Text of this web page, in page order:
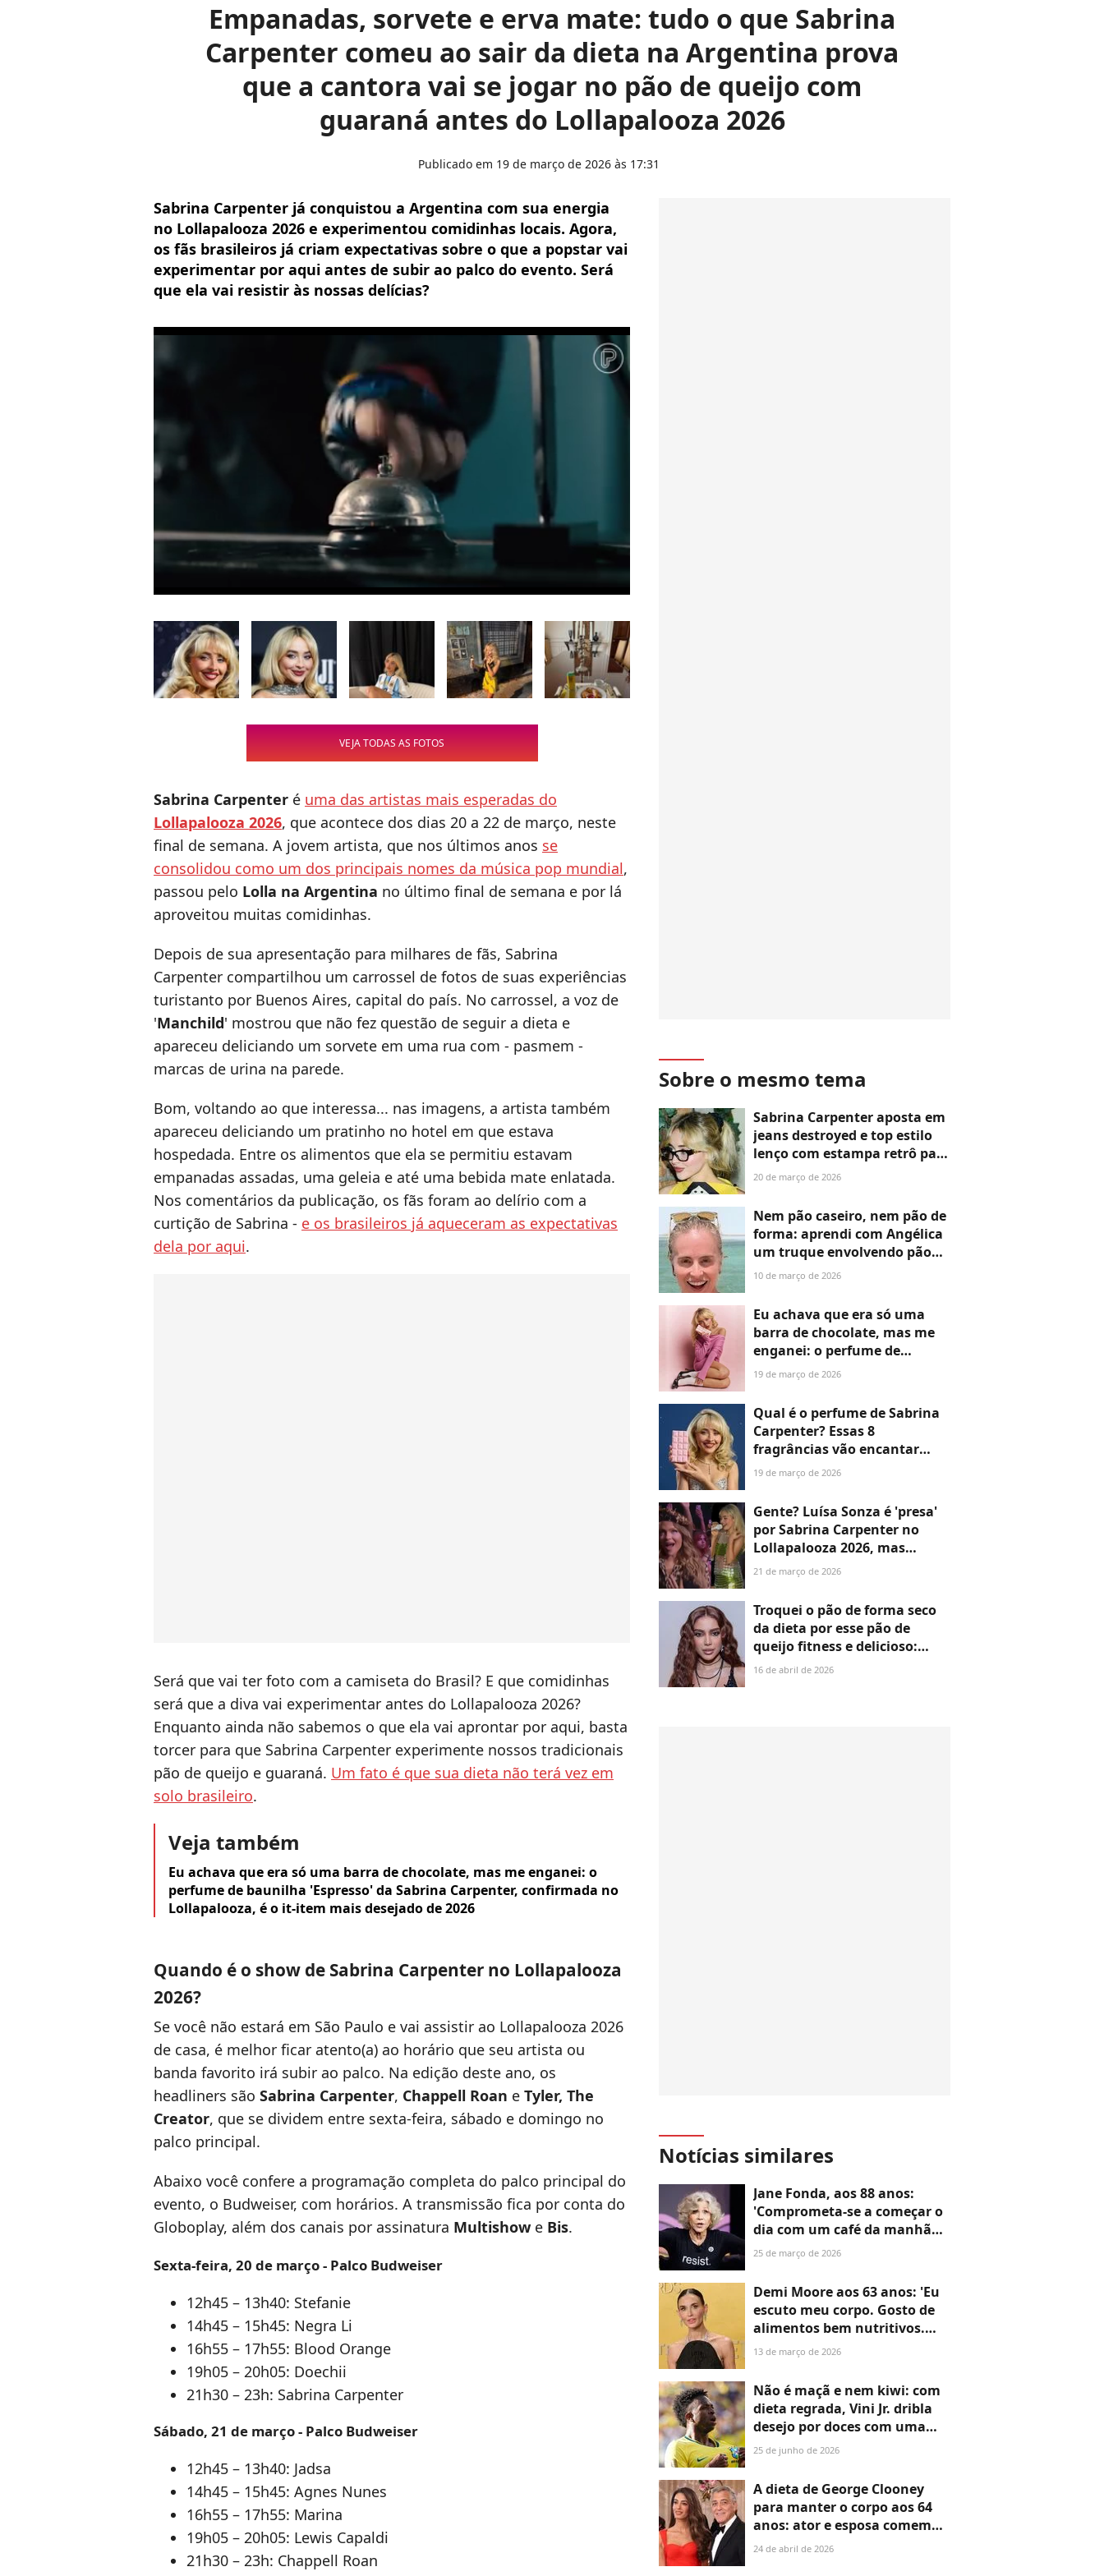
Empanadas, sorvete e erva mate: tudo o que Sabrina
Carpenter comeu ao sair da dieta na Argentina prova
que a cantora vai se jogar no pão de queijo com
guaraná antes do Lollapalooza 2026
Publicado em 19 de março de 2026 às 17:31
Sabrina Carpenter já conquistou a Argentina com sua energia
no Lollapalooza 2026 e experimentou comidinhas locais. Agora,
os fãs brasileiros já criam expectativas sobre o que a popstar vai
experimentar por aqui antes de subir ao palco do evento. Será
que ela vai resistir às nossas delícias?
VEJA TODAS AS FOTOS
Sabrina Carpenter é uma das artistas mais esperadas do
Lollapalooza 2026, que acontece dos dias 20 a 22 de março, neste
final de semana. A jovem artista, que nos últimos anos se
consolidou como um dos principais nomes da música pop mundial,
passou pelo Lolla na Argentina no último final de semana e por lá
aproveitou muitas comidinhas.
Depois de sua apresentação para milhares de fãs, Sabrina
Carpenter compartilhou um carrossel de fotos de suas experiências
turistanto por Buenos Aires, capital do país. No carrossel, a voz de
'Manchild' mostrou que não fez questão de seguir a dieta e
apareceu deliciando um sorvete em uma rua com - pasmem -
marcas de urina na parede.
Bom, voltando ao que interessa... nas imagens, a artista também
apareceu deliciando um pratinho no hotel em que estava
hospedada. Entre os alimentos que ela se permitiu estavam
empanadas assadas, uma geleia e até uma bebida mate enlatada.
Nos comentários da publicação, os fãs foram ao delírio com a
curtição de Sabrina - e os brasileiros já aqueceram as expectativas
dela por aqui.
Será que vai ter foto com a camiseta do Brasil? E que comidinhas
será que a diva vai experimentar antes do Lollapalooza 2026?
Enquanto ainda não sabemos o que ela vai aprontar por aqui, basta
torcer para que Sabrina Carpenter experimente nossos tradicionais
pão de queijo e guaraná. Um fato é que sua dieta não terá vez em
solo brasileiro.
Veja também
Eu achava que era só uma barra de chocolate, mas me enganei: o
perfume de baunilha 'Espresso' da Sabrina Carpenter, confirmada no
Lollapalooza, é o it-item mais desejado de 2026
Quando é o show de Sabrina Carpenter no Lollapalooza
2026?
Se você não estará em São Paulo e vai assistir ao Lollapalooza 2026
de casa, é melhor ficar atento(a) ao horário que seu artista ou
banda favorito irá subir ao palco. Na edição deste ano, os
headliners são Sabrina Carpenter, Chappell Roan e Tyler, The
Creator, que se dividem entre sexta-feira, sábado e domingo no
palco principal.
Abaixo você confere a programação completa do palco principal do
evento, o Budweiser, com horários. A transmissão fica por conta do
Globoplay, além dos canais por assinatura Multishow e Bis.
Sexta-feira, 20 de março - Palco Budweiser
12h45 – 13h40: Stefanie
14h45 – 15h45: Negra Li
16h55 – 17h55: Blood Orange
19h05 – 20h05: Doechii
21h30 – 23h: Sabrina Carpenter
Sábado, 21 de março - Palco Budweiser
12h45 – 13h40: Jadsa
14h45 – 15h45: Agnes Nunes
16h55 – 17h55: Marina
19h05 – 20h05: Lewis Capaldi
21h30 – 23h: Chappell Roan
Sobre o mesmo tema
Sabrina Carpenter aposta em
jeans destroyed e top estilo
lenço com estampa retrô para
jantar na véspera de show no
20 de março de 2026
Nem pão caseiro, nem pão de
forma: aprendi com Angélica
um truque envolvendo pão
sem glúten no café da manhã
10 de março de 2026
Eu achava que era só uma
barra de chocolate, mas me
enganei: o perfume de
baunilha 'Espresso' da
confirmada no Lollapalooza,
é o it-item mais desejado de
2026
19 de março de 2026
Qual é o perfume de Sabrina
Carpenter? Essas 8
fragrâncias vão encantar
toda mulher fã de notas
pela atração do Lollapalooza
2026
19 de março de 2026
Gente? Luísa Sonza é 'presa'
por Sabrina Carpenter no
Lollapalooza 2026, mas
reação de fã sincerona rouba
21 de março de 2026
Troquei o pão de forma seco
da dieta por esse pão de
queijo fitness e delicioso:
receita leva tapioca, chia e
16 de abril de 2026
Notícias similares
Jane Fonda, aos 88 anos:
'Comprometa-se a começar o
dia com um café da manhã
nutritivo. As pessoas que
peso'
25 de março de 2026
Demi Moore aos 63 anos: 'Eu
escuto meu corpo. Gosto de
alimentos bem nutritivos.
Não como carne. Como ovos'
13 de março de 2026
Não é maçã e nem kiwi: com
dieta regrada, Vini Jr. dribla
desejo por doces com uma
fruta baixa em calorias; ela
anti-inflamatória e protege o
coração
25 de junho de 2026
A dieta de George Clooney
para manter o corpo aos 64
anos: ator e esposa comem
sopa de algas e ovo cozido,
24 de abril de 2026